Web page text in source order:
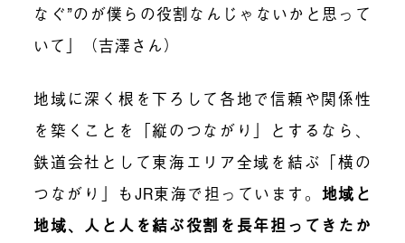
なぐ”のが僕らの役割なんじゃないかと思って
いて」（吉澤さん）
地域に深く根を下ろして各地で信頼や関係性
を築くことを「縦のつながり」とするなら、
鉄道会社として東海エリア全域を結ぶ「横の
つながり」もJR東海で担っています。 地域と
地域、人と人を結ぶ役割を長年担ってきたか